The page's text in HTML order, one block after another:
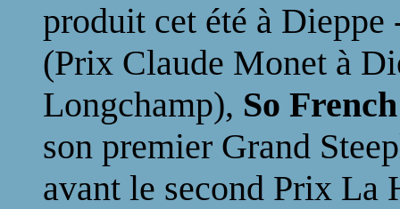
produit cet été à
(Prix Claude Monet à
Longchamp), So
son premier Grand
avant le second Prix La